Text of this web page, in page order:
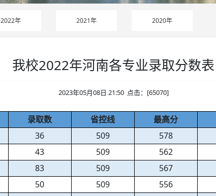
2022年 2021年 2020年
我校2022年河南各专业录取分数表
2023年05月08日 21:50 点击：[65070]
录取数 省控线 最高分
36 509 578
43 509 562
83 509 567
50 509 556